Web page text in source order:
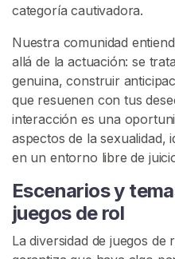
categoría cautivadora.
Nuestra comunidad
allá de la actuación: se
genuina, construir
que resuenen con tus
interacción es una
aspectos de la sexualidad,
en un entorno libre de
Escenarios y
juegos de rol
La diversidad de juegos de
C
o
n
t
e
n
i
o
e